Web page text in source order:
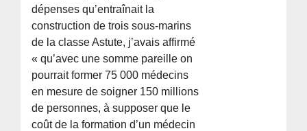
dépenses qu’entraînait la
construction de trois sous-marins
de la classe Astute, j’avais affirmé
« qu’avec une somme pareille on
pourrait former 75 000 médecins
en mesure de soigner 150 millions
de personnes, à supposer que le
coût de la formation d’un médecin